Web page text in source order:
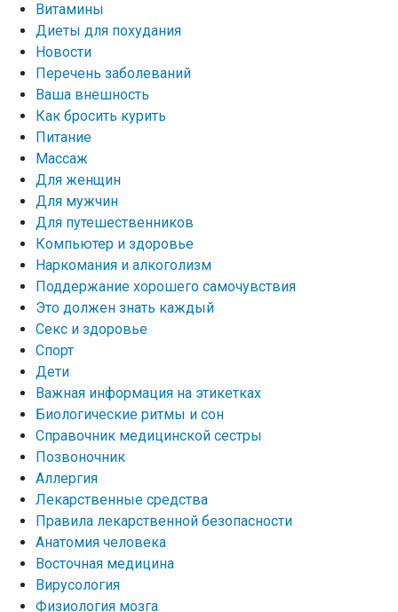
Витамины
Диеты для похудания
Новости
Перечень заболеваний
Ваша внешность
Как бросить курить
Питание
Массаж
Для женщин
Для мужчин
Для путешественников
Компьютер и здоровье
Наркомания и алкоголизм
Поддержание хорошего самочувствия
Это должен знать каждый
Секс и здоровье
Спорт
Дети
Важная информация на этикетках
Биологические ритмы и сон
Справочник медицинской сестры
Позвоночник
Аллергия
Лекарственные средства
Правила лекарственной безопасности
Aнатомия человека
Восточная медицина
Вирусология
Физиология мозга